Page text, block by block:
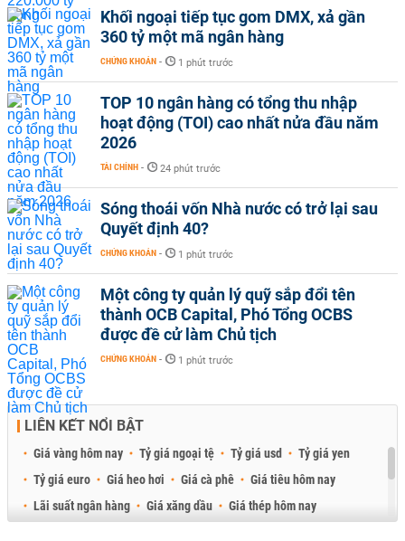
Khối ngoại tiếp tục gom DMX, xả gần
360 tỷ một mã ngân hàng
CHỨNG KHOÁN - 1 phút trước
TOP 10 ngân hàng có tổng thu nhập
hoạt động (TOI) cao nhất nửa đầu năm
2026
TÀI CHÍNH - 24 phút trước
Sóng thoái vốn Nhà nước có trở lại sau
Quyết định 40?
CHỨNG KHOÁN - 1 phút trước
Một công ty quản lý quỹ sắp đổi tên
thành OCB Capital, Phó Tổng OCBS
được đề cử làm Chủ tịch
CHỨNG KHOÁN - 1 phút trước
LIÊN KẾT NỔI BẬT
Giá vàng hôm nay Tỷ giá ngoại tệ Tỷ giá usd
Tỷ giá yen
Tỷ giá euro
Giá heo hơi Giá cà phê
Giá tiêu hôm nay
Lãi suất ngân hàng
Giá xăng dầu
Giá thép hôm nay